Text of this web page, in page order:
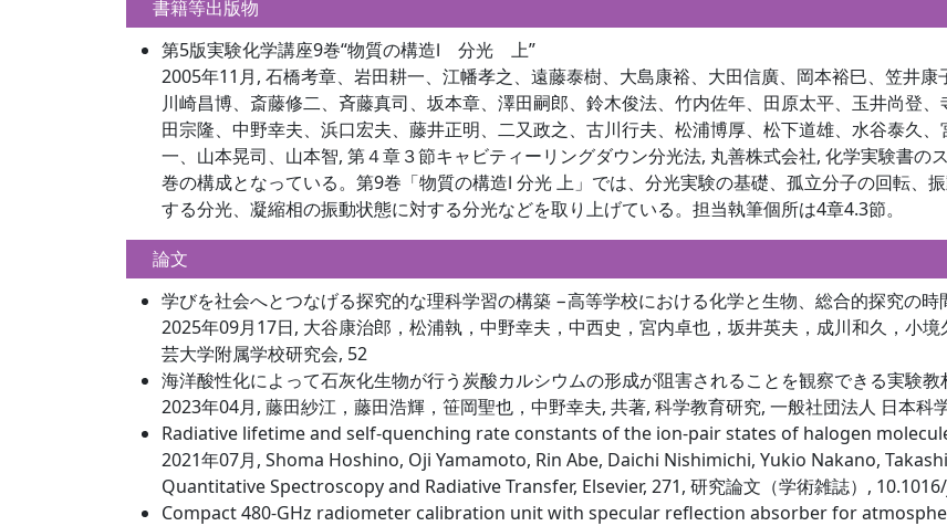
書籍等出版物
第5版実験化学講座9巻“物質の構造Ⅰ 分光 上”
2005年11月, 石橋考章、岩田耕一、江幡孝之、遠藤泰樹、大島康裕、大田信廣、岡本裕巳、笠井康
川崎昌博、斎藤修二、斉藤真司、坂本章、澤田嗣郎、鈴木俊法、竹内佐年、田原太平、玉井尚登
田宗隆、中野幸夫、浜口宏夫、藤井正明、二又政之、古川行夫、松浦博厚、松下道雄、水谷泰久
一、山本晃司、山本智, 第４章３節キャビティーリングダウン分光法, 丸善株式会社, 化学実験書の
巻の構成となっている。第9巻「物質の構造Ⅰ 分光 上」では、分光実験の基礎、孤立分子の回転、
する分光、凝縮相の振動状態に対する分光などを取り上げている。担当執筆個所は4章4.3節。
論文
学びを社会へとつなげる探究的な理科学習の構築 −高等学校における化学と生物、総合的探究の
2025年09月17日, 大谷康治郎，松浦執，中野幸夫，中西史，宮内卓也，坂井英夫，成川和久，小
芸大学附属学校研究会, 52
海洋酸性化によって石灰化生物が行う炭酸カルシウムの形成が阻害されることを観察できる実験
2023年04月, 藤田紗江，藤田浩輝，笹岡聖也，中野幸夫, 共著, 科学教育研究, 一般社団法人 日本科
Radiative lifetime and self-quenching rate constants of the ion-pair states of halogen
2021年07月, Shoma Hoshino, Oji Yamamoto, Rin Abe, Daichi Nishimichi, Yukio Nakano,
Quantitative Spectroscopy and Radiative Transfer, Elsevier, 271, 研究論文（学術雑誌）,
Compact 480-GHz radiometer calibration unit with specular reflection absorber for